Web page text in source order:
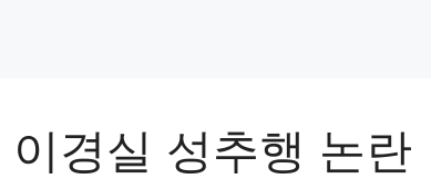
경실 성추행 논란